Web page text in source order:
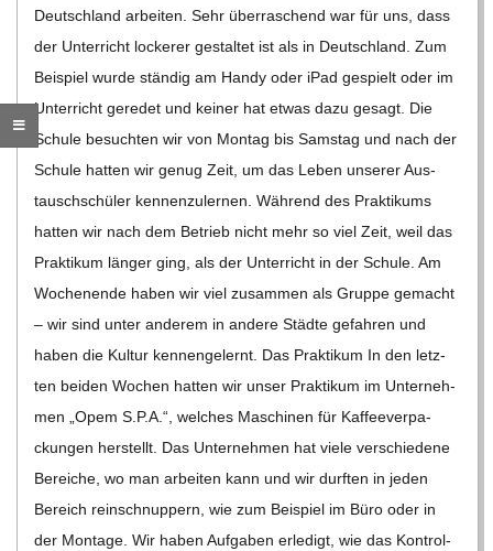
D
T
-
S
C
H
U
L
E
Deutsch­land arbei­ten. Sehr über­ra­schend war für uns, dass
der Unter­richt locke­rer gestal­tet ist als in Deutsch­land. Zum
Bei­spiel wurde stän­dig am Handy oder iPad gespielt oder im
Unter­richt gere­det und kei­ner hat etwas dazu gesagt. Die
Schule besuch­ten wir von Mon­tag bis Sams­tag und nach der
Schule hat­ten wir genug Zeit, um das Leben unse­rer Aus­
tausch­schü­ler ken­nen­zu­ler­nen. Wäh­rend des Prak­ti­kums
hat­ten wir nach dem Betrieb nicht mehr so viel Zeit, weil das
Prak­ti­kum län­ger ging, als der Unter­richt in der Schule. Am
Wochen­ende haben wir viel zusam­men als Gruppe gemacht
– wir sind unter ande­rem in andere Städte gefah­ren und
haben die Kul­tur ken­nen­ge­lernt. Das Prak­ti­kum In den letz­
ten bei­den Wochen hat­ten wir unser Prak­ti­kum im Unter­neh­
men „Opem S.P.A.“, wel­ches Maschi­nen für Kaf­fee­ver­pa­
ckun­gen her­stellt. Das Unter­neh­men hat viele ver­schie­dene
Berei­che, wo man arbei­ten kann und wir durf­ten in jeden
Bereich rein­schnup­pern, wie zum Bei­spiel im Büro oder in
der Mon­tage. Wir haben Auf­ga­ben erle­digt, wie das Kon­trol­